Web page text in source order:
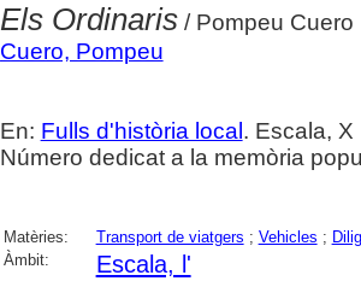
Els Ordinaris/ Pompeu Cuero
Cuero, Pompeu
En: Fulls d'història local . Escala, X
Número dedicat a la memòria
Matèries: Transport de viatgers ; Vehicles ;
Àmbit:
Escala, l'